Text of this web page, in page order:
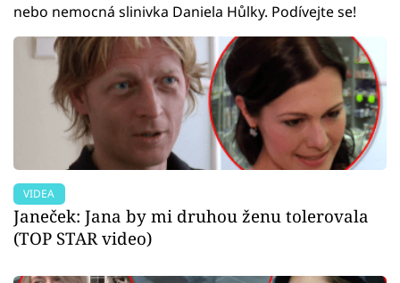
nebo nemocná slinivka Daniela Hůlky. Podívejte se!
VIDEA
Janeček: Jana by mi druhou ženu tolerovala
(TOP STAR video)